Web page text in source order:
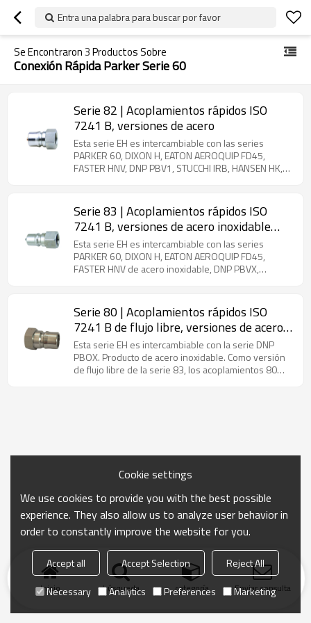
Entra una palabra para buscar por favor
Se Encontraron3Productos Sobre
Conexión Rápida Parker Serie 60
Serie 82 | Acoplamientos rápidos ISO
7241 B, versiones de acero
Esta serie EH es intercambiable con las series
PARKER 60, DIXON H, EATON AEROQUIP FD45,
FASTER HNV, DNP PBV1, STUCCHI IRB, HANSEN HK,
grado industrial que cumplen con la norma ISO
7241-1 Serie B. Gama completa de tamaños
disponible de 1/8" a 2" con múltiples opciones de
rosca (BSP, NPT, SAE). Diseñado para un rendimiento
confiable en entornos industriales exigentes.
Serie 83 | Acoplamientos rápidos ISO
7241 B, versiones de acero inoxidable
(acero inoxidable)
Esta serie EH es intercambiable con las series
PARKER 60, DIXON H, EATON AEROQUIP FD45,
FASTER HNV de acero inoxidable, DNP PBVX,
acero inoxidable. Acoplamientos estándar para
aplicaciones industriales con componentes de acero
inoxidable (AISI 316). Intercambio según la norma
ISO 7241 parte B.
Serie 80 | Acoplamientos rápidos ISO
7241 B de flujo libre, versiones de acero
inoxidable (acero inoxidable)
Esta serie EH es intercambiable con la serie DNP
PBOX. Producto de acero inoxidable. Como versión
de flujo libre de la serie 83, los acoplamientos 80
Inicio búsqueda categoría Enviar consulta
Cookie settings
We use cookies to provide you with the best possible
experience. They also allow us to analyze user behavior in
order to constantly improve the website for you.
Accept all Accept Selection
Reject All
Necessary
Analytics Preferences Marketing